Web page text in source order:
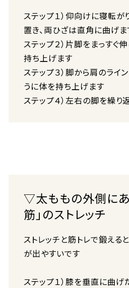
ステップ１）仰向けに寝転が
置き、両ひざは直角に曲げま
ステップ２）片脚をまっすぐ
持ち上げます
ステップ３）脚から肩のライ
うに体を持ち上げます
ステップ４）左右の脚を繰り
▽太ももの外側にあ
筋」のストレッチ
ストレッチと筋トレで鍛える
が出やすいです
ステップ１）膝を垂直に曲げ